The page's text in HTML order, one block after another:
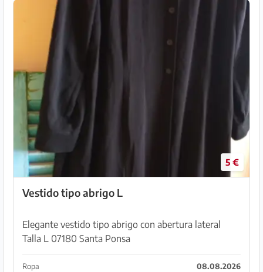
5 €
Vestido tipo abrigo L
Elegante vestido tipo abrigo con abertura lateral
Talla L 07180 Santa Ponsa
Ropa 08.08.2026